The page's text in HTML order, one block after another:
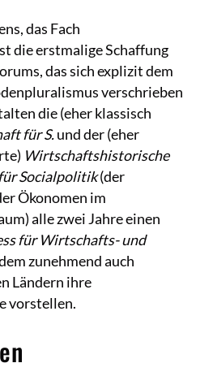
das Fach
die erstmalige Schaffung
das sich explizit dem
verschrieben
die (eher klassisch
für S.und der (eher
Wirtschaftshistorische
Socialpolitik(der
Ökonomen im
alle zwei Jahre einen
für Wirtschafts- und
zunehmend auch
Ländern ihre
vorstellen.